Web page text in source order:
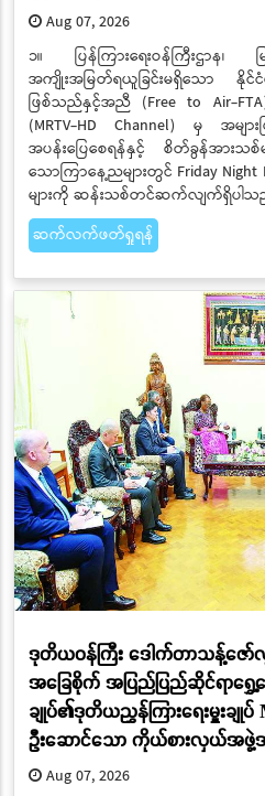
Aug 07, 2026
၁။ ပြန်ကြားရေးဝန်ကြီးဌာန၊
အကျိုးအမြတ်ရယူခြင်းမရှိသော နို
ဖြစ်သည်နှင့်အညီ (Free to Air-
(MRTV-HD Channel) မှ အများ
အပန်းပြေစေရန်နှင့် စိတ်ခွန်အား
သောကြာနေ့ညများတွင် Friday Night
များကို ဆန်းသစ်တင်ဆက်လျက်ရှိပါသ
ဆက်လက်ဖတ်ရှုရန်
ဒုတိယဝန်ကြီး ဒေါက်တာသန့်ဇော်
အခြေစိုက် အပြည်ပြည်ဆိုင်ရာရွှေ့ပ
ချုပ်၏ဒုတိယညွှန်ကြားရေးမှူးချု
ဦးဆောင်သော ကိုယ်စားလှယ်အ
Aug 07, 2026